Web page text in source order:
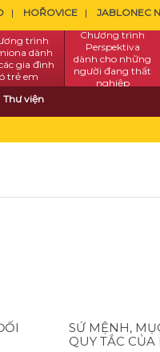
HOŘOVICE JABLONEC
trình
dành
gia đình
trẻ em
Chương trình
Perspektiva
dành cho những
người đang thất
nghiệp
Thư viện
SỨ MỆNH,
QUY TẮC CỦA